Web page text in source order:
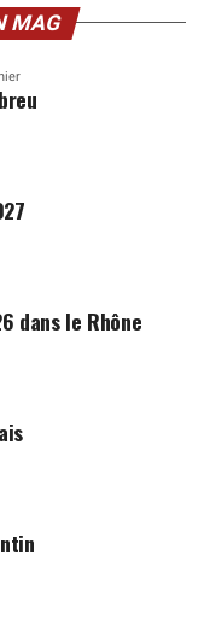
MAG
dans le Rhône